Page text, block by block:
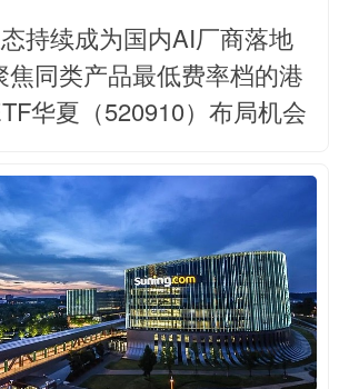
持续成为国内AI厂商落地
焦同类产品最低费率档的港
华夏（520910）布局机会